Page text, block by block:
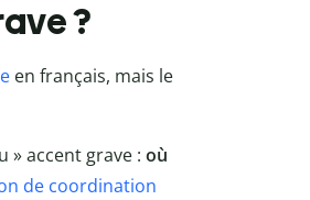
?
en français, mais le
» accent grave : où
de coordination